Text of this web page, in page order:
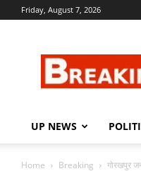
Friday, August 7, 2026
UP NEWS
Home Breaking गोरखपुर